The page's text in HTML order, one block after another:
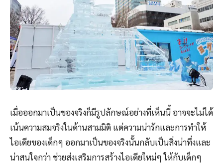
เมื่อออกมาเป็นของจริงก็มีรูปลักษณ์อย่างที่เห็นนี้ อาจจะไม่ได้
เน้นความสมจริงในด้านสามมิติ แต่ความน่ารักและการทำให้
ไอเดียของเด็กๆ ออกมาเป็นของจริงนั้นกลับเป็นสิ่งน่าทึ่งและ
น่าสนใจกว่า ช่วยส่งเสริมการสร้างไอเดียใหม่ๆ ให้กับเด็กๆ